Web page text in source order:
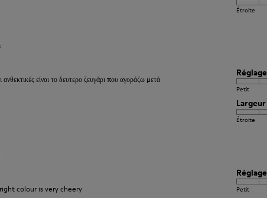
Étroite
είναι το δευτερο ζευγάρι που αγοράζω μετά
Réglage
Petit
Largeur
Étroite
colour is very cheery
Réglage
Petit